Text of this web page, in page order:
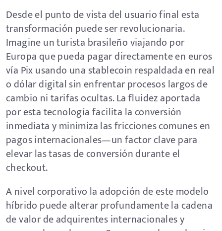
Desde el punto de vista del usuario final esta
transformación puede ser revolucionaria.
Imagine un turista brasileño viajando por
Europa que pueda pagar directamente en euros
vía Pix usando una stablecoin respaldada en real
o dólar digital sin enfrentar procesos largos de
cambio ni tarifas ocultas. La fluidez aportada
por esta tecnología facilita la conversión
inmediata y minimiza las fricciones comunes en
pagos internacionales—un factor clave para
elevar las tasas de conversión durante el
checkout.
A nivel corporativo la adopción de este modelo
híbrido puede alterar profundamente la cadena
de valor de adquirentes internacionales y